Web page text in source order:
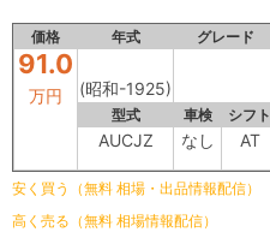
価格 年式 グレード
91.0
万円 (昭和-1925)
型式 車検 シフト
AUCJZ なし AT
安く買う（無料 相場・出品情報配信）
高く売る（無料 相場情報配信）